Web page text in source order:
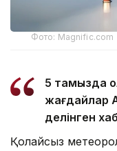
Фото: Magnific.com
5 тамызда
жағдайлар
делінген
Қолайсыз